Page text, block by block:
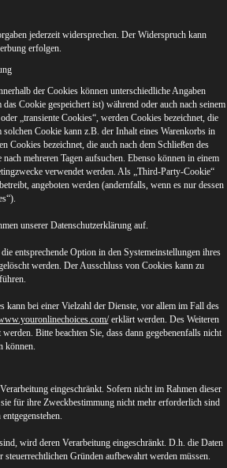
jederzeit widersprechen. Der Widerspruch kann
erfolgen.
der Cookies können unterschiedliche Angaben
Cookie gespeichert ist) während oder auch nach seinem
„transiente Cookies“, werden Cookies bezeichnet, die
Cookie kann z.B. der Inhalt eines Warenkorbs in
Cookies bezeichnet, die auch nach dem Schließen des
mehreren Tagen aufsuchen. Ebenso können in einem
verwendet werden. Als „Third-Party-Cookie“
angeboten werden (andernfalls, wenn es nur dessen
unserer Datenschutzerklärung auf.
entsprechende Option in den Systemeinstellungen ihres
werden. Der Ausschluss von Cookies kann zu
kann bei einer Vielzahl der Dienste, vor allem im Fall des
erklärt werden. Des Weiteren
Bitte beachten Sie, dass dann gegebenenfalls nicht
können.
eingeschränkt. Sofern nicht im Rahmen dieser
für ihre Zweckbestimmung nicht mehr erforderlich sind
wird deren Verarbeitung eingeschränkt. D.h. die Daten
Gründen aufbewahrt werden müssen.